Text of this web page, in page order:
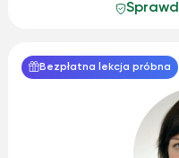
Bezpłatna lekcja próbna